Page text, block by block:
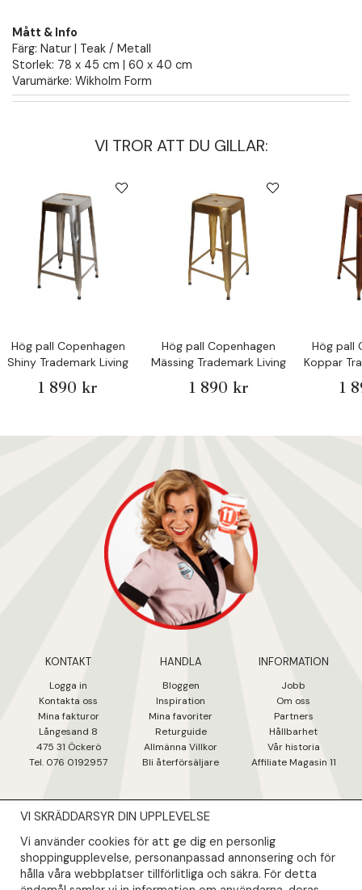
Mått & Info
Färg: Natur | Teak / Metall
Storlek: 78 x 45 cm | 60 x 40 cm
Varumärke: Wikholm Form
VI TROR ATT DU GILLAR:
Hög pall Copenhagen
Shiny Trademark Living
1 890 kr
Hög pall Copenhagen
Mässing Trademark Living
1 890 kr
Hög pall
Koppar
1
KONTAKT
Logga in
Kontakta oss
Mina fakturor
Långesand 8
475 31 Öckerö
Tel. 076 0192957
HANDLA
Bloggen
Inspiration
Mina favoriter
Returguide
Allmänna Villkor
Bli återförsäljare
INFORMATION
Jobb
Om oss
Partners
Hållbarhet
Vår historia
Affiliate Magasin 11
NYHETSBREV
Såklart skall du ta del av våra bästa erbjudanden & nyheter!
VI SKRÄDDARSYR DIN UPPLEVELSE
Vi använder cookies för att ge dig en personlig
shoppingupplevelse, personanpassad annonsering och för
hålla våra webbplatser tillförlitliga och säkra. För detta